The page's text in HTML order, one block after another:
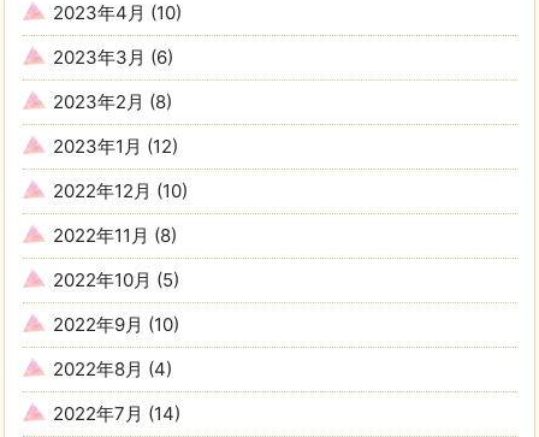
2023年4月 (10)
2023年3月 (6)
2023年2月 (8)
2023年1月 (12)
2022年12月 (10)
2022年11月 (8)
2022年10月 (5)
2022年9月 (10)
2022年8月 (4)
2022年7月 (14)